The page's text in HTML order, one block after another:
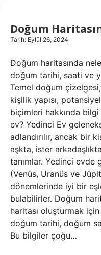
Doğum
Tarih: Eylül 26, 2024
Doğum haritasında
doğum tarihi, saati ve
Temel doğum
kişilik yapısı,
biçimleri hakkında bilgi
ev? Yedinci Ev
adlandırılır, ancak bir
aşkta, ister
tanımlar. Yedinci evde
(Venüs, Uranüs ve
dönemlerinde iyi bir
bulabilirler. Doğum
haritası oluşturmak
doğum tarihi, doğum
Bu bilgiler çoğu…